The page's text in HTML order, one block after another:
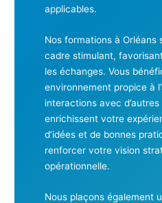
applicables.
Nos formations à Orléans
cadre stimulant,
les échanges. Vous
environnement propice à
interactions avec
enrichissent votre
d’idées et de bonnes
renforcer votre vision
opérationnelle.
Nous plaçons également